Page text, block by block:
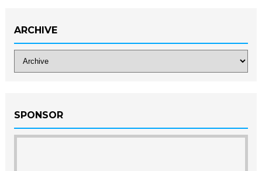
ARCHIVE
SPONSOR